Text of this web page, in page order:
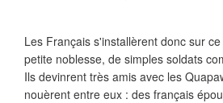
Les Français s'installèrent donc sur
petite noblesse, de simples soldats
Ils devinrent très amis avec les
nouèrent entre eux : des français